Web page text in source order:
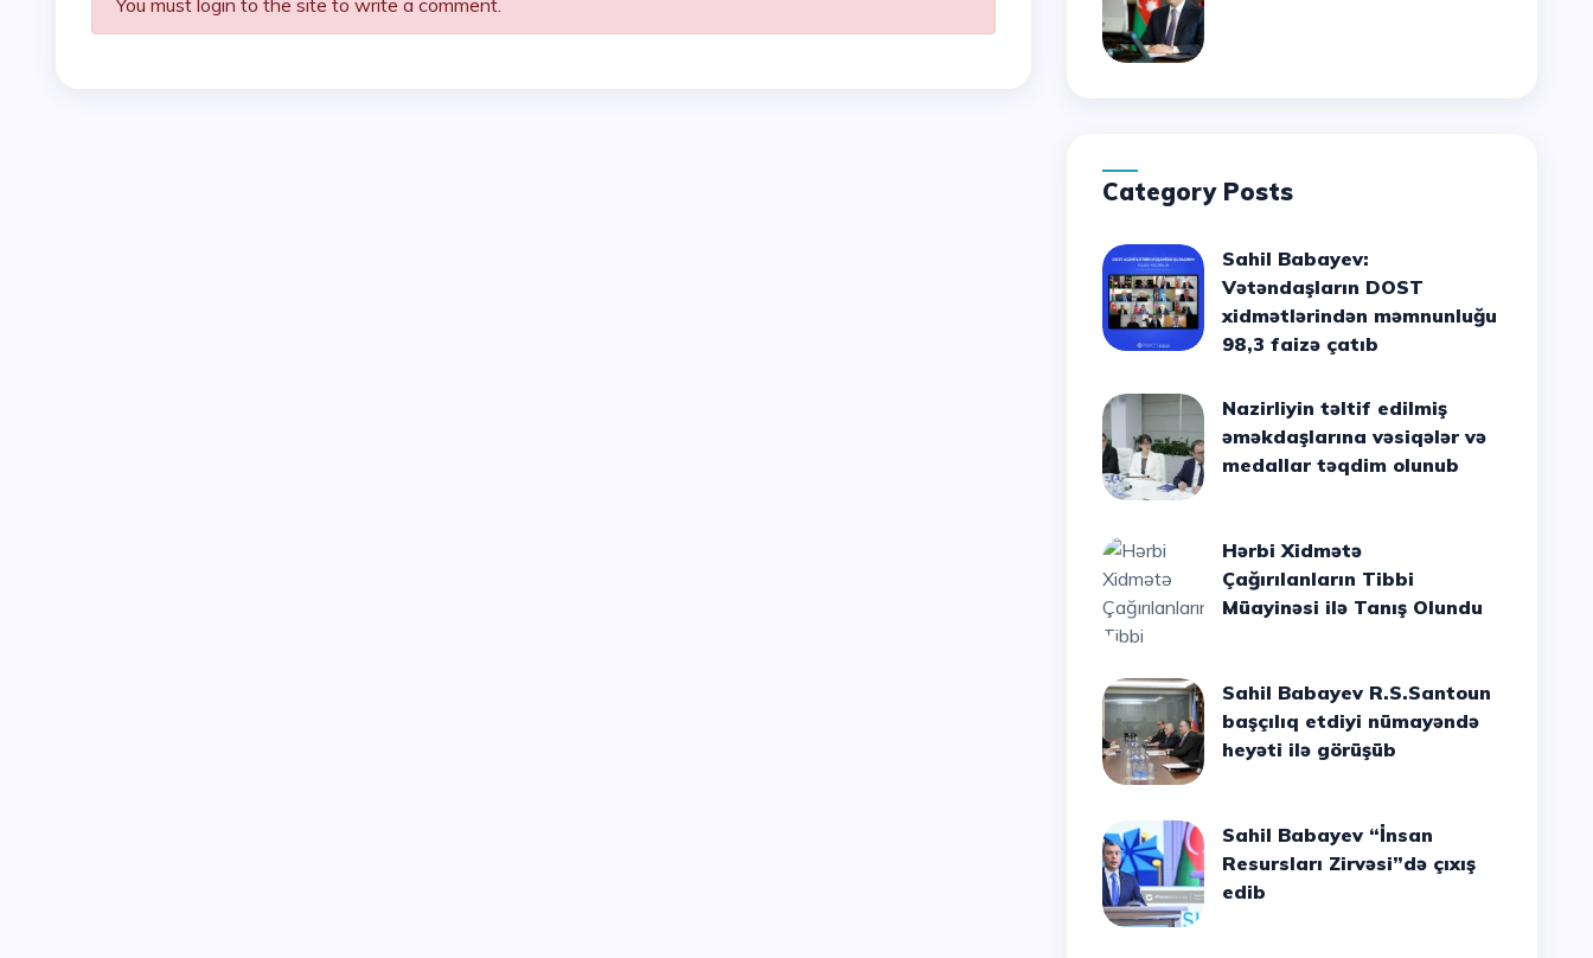
You must login to the site to write a comment.
Category Posts
Sahil Babayev:
Vətəndaşların DOST
xidmətlərindən məmnunluğu
98,3 faizə çatıb
Nazirliyin təltif edilmiş
əməkdaşlarına vəsiqələr və
medallar təqdim olunub
Hərbi Xidmətə
Çağırılanların Tibbi
Müayinəsi ilə Tanış Olundu
Sahil Babayev R.S.Santoun
başçılıq etdiyi nümayəndə
heyəti ilə görüşüb
Sahil Babayev “İnsan
Resursları Zirvəsi”də çıxış
edib